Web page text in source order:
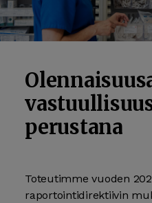
perustana
Toteutimme vuoden
raportointi­direktiivin